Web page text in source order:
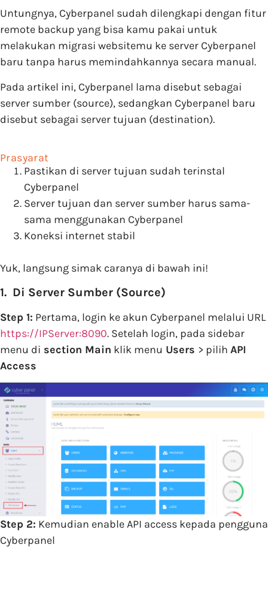
Untungnya, Cyberpanel sudah dilengkapi dengan fitur
remote backup yang bisa kamu pakai untuk
melakukan migrasi websitemu ke server Cyberpanel
baru tanpa harus memindahkannya secara manual.
Pada artikel ini, Cyberpanel lama disebut sebagai
server sumber (source), sedangkan Cyberpanel baru
disebut sebagai server tujuan (destination).
Prasyarat
Pastikan di server tujuan sudah terinstal
Cyberpanel
Server tujuan dan server sumber harus sama-
sama menggunakan Cyberpanel
Koneksi internet stabil
Yuk, langsung simak caranya di bawah ini!
1. Di Server Sumber (Source)
Step 1: Pertama, login ke akun Cyberpanel melalui URL
https://IPServer:8090. Setelah login, pada sidebar
menu di section Main klik menu Users > pilih API
Access
Step 2: Kemudian enable API access kepada pengguna
Cyberpanel